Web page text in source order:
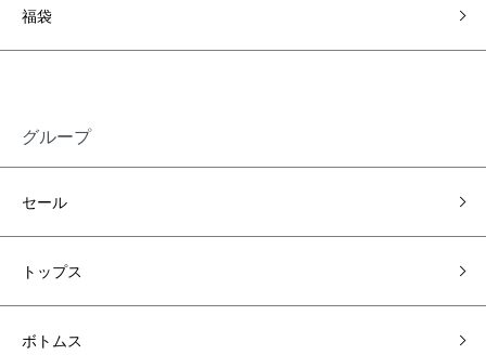
福袋
グループ
セール
トップス
ボトムス